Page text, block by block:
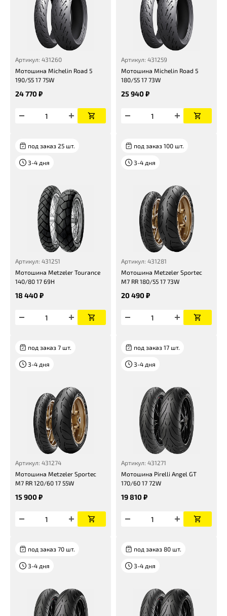
Артикул: 431260
Мотошина Michelin Road 5
190/55 17 75W
24 770 ₽
Артикул: 431259
Мотошина Michelin Road 5
180/55 17 73W
25 940 ₽
под заказ 25 шт.
3-4 дня
Артикул: 431251
Мотошина Metzeler Tourance
140/80 17 69H
18 440 ₽
под заказ 100 шт.
3-4 дня
Артикул: 431281
Мотошина Metzeler Sportec
M7 RR 180/55 17 73W
20 490 ₽
под заказ 7 шт.
3-4 дня
Артикул: 431274
Мотошина Metzeler Sportec
M7 RR 120/60 17 55W
15 900 ₽
под заказ 17 шт.
3-4 дня
Артикул: 431271
Мотошина Pirelli Angel GT
170/60 17 72W
19 810 ₽
под заказ 70 шт.
3-4 дня
под заказ 80 шт.
3-4 дня